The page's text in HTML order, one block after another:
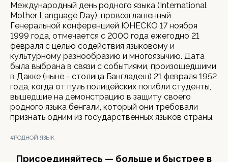
Международный день родного языка (International
Mother Language Day), провозглашенный
Генеральной конференцией ЮНЕСКО 17 ноября
1999 года, отмечается с 2000 года ежегодно 21
февраля с целью содействия языковому и
культурному разнообразию и многоязычию. Дата
была выбрана в связи с событиями, произошедшими
в Дакке (ныне - столица Бангладеш) 21 февраля 1952
года, когда от пуль полицейских погибли студенты,
вышедшие на демонстрацию в защиту своего
родного языка бенгали, который они требовали
признать одним из государственных языков страны.
#РОДНОЙ ЯЗЫК
Присоединяйтесь — больше и быстрее в